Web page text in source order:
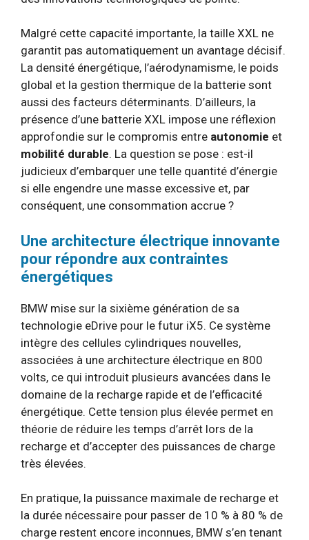
Malgré cette capacité importante, la taille XXL ne
garantit pas automatiquement un avantage décisif.
La densité énergétique, l’aérodynamisme, le poids
global et la gestion thermique de la batterie sont
aussi des facteurs déterminants. D’ailleurs, la
présence d’une batterie XXL impose une réflexion
approfondie sur le compromis entre autonomie et
mobilité durable. La question se pose : est-il
judicieux d’embarquer une telle quantité d’énergie
si elle engendre une masse excessive et, par
conséquent, une consommation accrue ?
Une architecture électrique innovante
pour répondre aux contraintes
énergétiques
BMW mise sur la sixième génération de sa
technologie eDrive pour le futur iX5. Ce système
intègre des cellules cylindriques nouvelles,
associées à une architecture électrique en 800
volts, ce qui introduit plusieurs avancées dans le
domaine de la recharge rapide et de l’efficacité
énergétique. Cette tension plus élevée permet en
théorie de réduire les temps d’arrêt lors de la
recharge et d’accepter des puissances de charge
très élevées.
En pratique, la puissance maximale de recharge et
la durée nécessaire pour passer de 10 % à 80 % de
charge restent encore inconnues, BMW s’en tenant